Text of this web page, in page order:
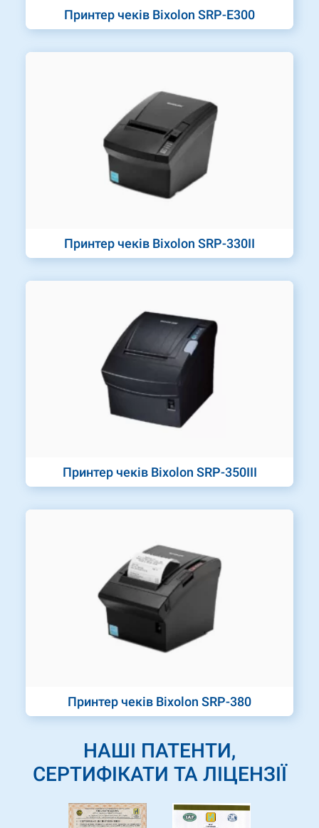
Принтер чеків Bixolon SRP-E300
Принтер чеків Bixolon SRP-330II
Принтер чеків Bixolon SRP-350III
Принтер чеків Bixolon SRP-380
НАШІ ПАТЕНТИ,
СЕРТИФІКАТИ ТА ЛІЦЕНЗІЇ